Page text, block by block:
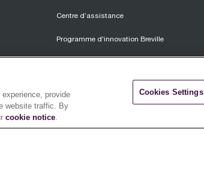
Centre d’assistance
Programme d'innovation Breville
Politique de retour
provide
website traffic. By
cookie notice.
Cookies Settings